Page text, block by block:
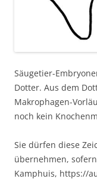
Säugetier-
Dotter. Aus dem
Makrophagen-
noch kein
Sie dürfen diese
übernehmen,
Kamphuis, https://